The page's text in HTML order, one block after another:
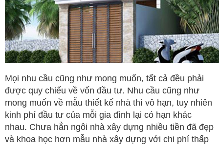
Mọi nhu cầu cũng như mong muốn, tất cả đều phải
được quy chiếu về vốn đầu tư. Nhu cầu cũng như
mong muốn về mẫu thiết kế nhà thì vô hạn, tuy nhiên
kinh phí đầu tư của mỗi gia đình lại có hạn khác
nhau. Chưa hẳn ngôi nhà xây dựng nhiều tiền đã đẹp
và khoa học hơn mẫu nhà xây dựng với chi phí thấp